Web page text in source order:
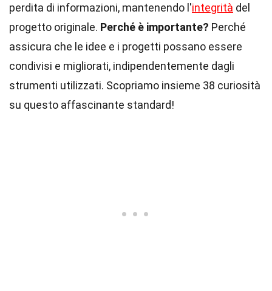
perdita di informazioni, mantenendo l'integrità del
progetto originale. Perché è importante? Perché
assicura che le idee e i progetti possano essere
condivisi e migliorati, indipendentemente dagli
strumenti utilizzati. Scopriamo insieme 38 curiosità
su questo affascinante standard!